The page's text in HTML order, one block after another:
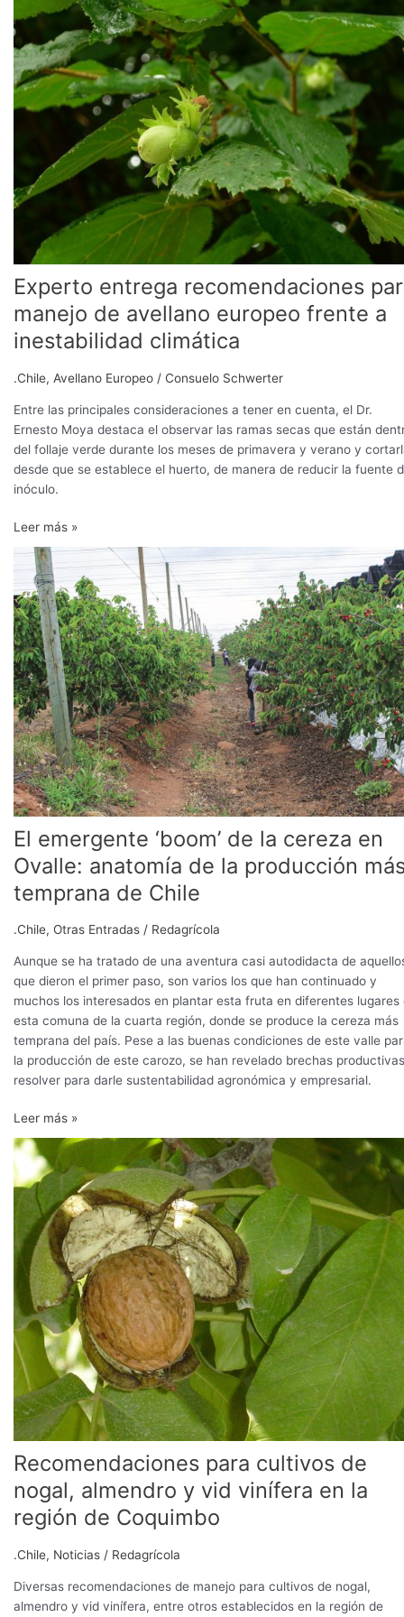
Experto entrega recomendaciones
manejo de avellano europeo frente a
inestabilidad climática
.Chile, Avellano Europeo / Consuelo Schwerter
Entre las principales consideraciones a tener en cuenta, el Dr.
Ernesto Moya destaca el observar las ramas secas que están
del follaje verde durante los meses de primavera y verano y
desde que se establece el huerto, de manera de reducir la fuente
inóculo.
recomendaciones
para
manejo
de
avellano
europeo
inestabilidad
climática
Leer más »
El emergente ‘boom’ de la cereza en
Ovalle: anatomía de la producción
temprana de Chile
.Chile, Otras Entradas / Redagrícola
Aunque se ha tratado de una aventura casi autodidacta de
que dieron el primer paso, son varios los que han continuado y
muchos los interesados en plantar esta fruta en diferentes lugares
esta comuna de la cuarta región, donde se produce la cereza más
temprana del país. Pese a las buenas condiciones de este valle
la producción de este carozo, se han revelado brechas
resolver para darle sustentabilidad agronómica y empresarial.
emergente
‘boom’
de
la
cereza
en
Ovalle:
anatomía
de
la
producción
más
temprana
de
Leer más »
Recomendaciones para cultivos de
nogal, almendro y vid vinífera en la
región de Coquimbo
.Chile, Noticias / Redagrícola
Diversas recomendaciones de manejo para cultivos de nogal,
almendro y vid vinífera, entre otros establecidos en la región de
Recomendaciones
para
cultivos
nogal,
almendro
vid
vinífera
en
la
región
de
Coquimbo